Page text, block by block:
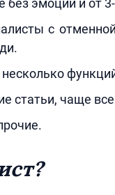
эмоций и от
с
статьи, чаще